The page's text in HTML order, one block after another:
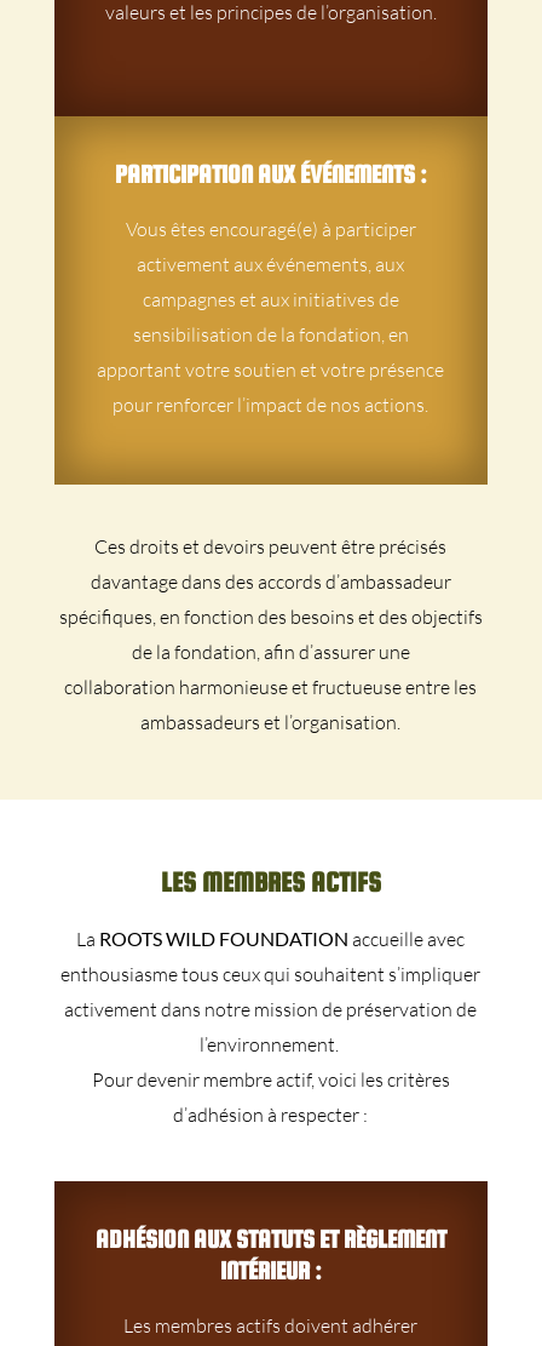
valeurs et les principes de l’organisation.
PARTICIPATION AUX ÉVÉNEMENTS :
Vous êtes encouragé(e) à participer
activement aux événements, aux
campagnes et aux initiatives de
sensibilisation de la fondation, en
apportant votre soutien et votre présence
pour renforcer l’impact de nos actions.
Ces droits et devoirs peuvent être précisés
davantage dans des accords d’ambassadeur
spécifiques, en fonction des besoins et des objectifs
de la fondation, afin d’assurer une
collaboration harmonieuse et fructueuse entre les
ambassadeurs et l’organisation.
LES MEMBRES ACTIFS
La ROOTS WILD FOUNDATION accueille avec
enthousiasme tous ceux qui souhaitent s’impliquer
activement dans notre mission de préservation de
l’environnement.
Pour devenir membre actif, voici les critères
d’adhésion à respecter :
ADHÉSION AUX STATUTS ET RÈGLEMENT
INTÉRIEUR :
Les membres actifs doivent adhérer